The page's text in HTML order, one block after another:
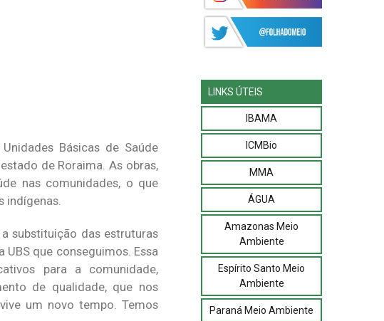
Básicas de Saúde
de Roraima. As obras,
nas comunidades, o que
indígenas.
substituição das estruturas
que conseguimos. Essa
para a comunidade,
de qualidade, que nos
um novo tempo. Temos
LINKS ÚTEIS
IBAMA
ICMBio
MMA
ÁGUA
Amazonas Meio
Ambiente
Espírito Santo Meio
Ambiente
Paraná Meio Ambiente